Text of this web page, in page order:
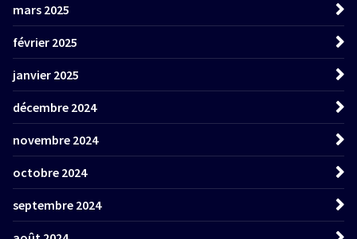
mars 2025
février 2025
janvier 2025
décembre 2024
novembre 2024
octobre 2024
septembre 2024